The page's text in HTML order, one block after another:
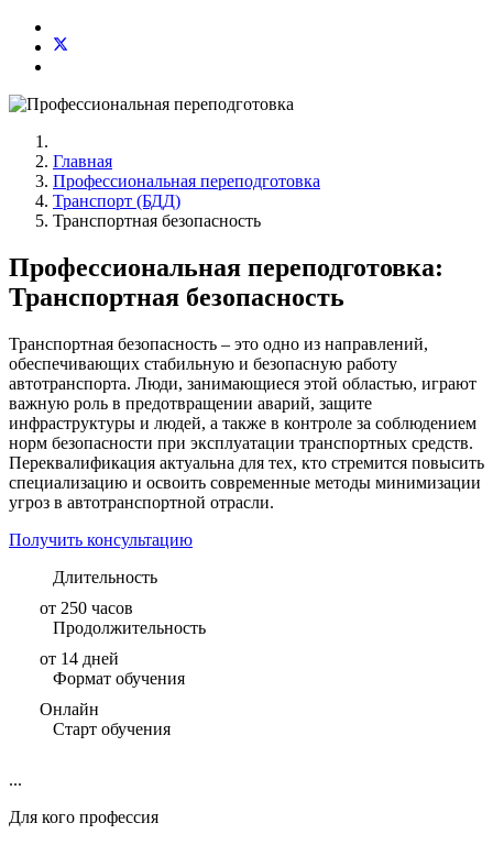
Главная
Профессиональная переподготовка
Транспорт (БДД)
Транспортная безопасность
Профессиональная переподготовка:
Транспортная безопасность
Транспортная безопасность – это одно из направлений,
обеспечивающих стабильную и безопасную работу
автотранспорта. Люди, занимающиеся этой областью, играют
важную роль в предотвращении аварий, защите
инфраструктуры и людей, а также в контроле за соблюдением
норм безопасности при эксплуатации транспортных средств.
Переквалификация актуальна для тех, кто стремится повысить
специализацию и освоить современные методы минимизации
угроз в автотранспортной отрасли.
Получить консультацию
Длительность
от 250 часов
Продолжительность
от 14 дней
Формат обучения
Онлайн
Старт обучения
...
Для кого профессия